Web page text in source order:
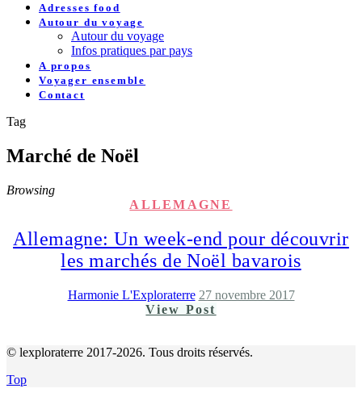
Adresses food
Autour du voyage
Autour du voyage
Infos pratiques par pays
A propos
Voyager ensemble
Contact
Tag
Marché de Noël
Browsing
ALLEMAGNE
Allemagne: Un week-end pour découvrir
les marchés de Noël bavarois
Harmonie L'Exploraterre 27 novembre 2017
View Post
© lexploraterre 2017-2026. Tous droits réservés.
Top